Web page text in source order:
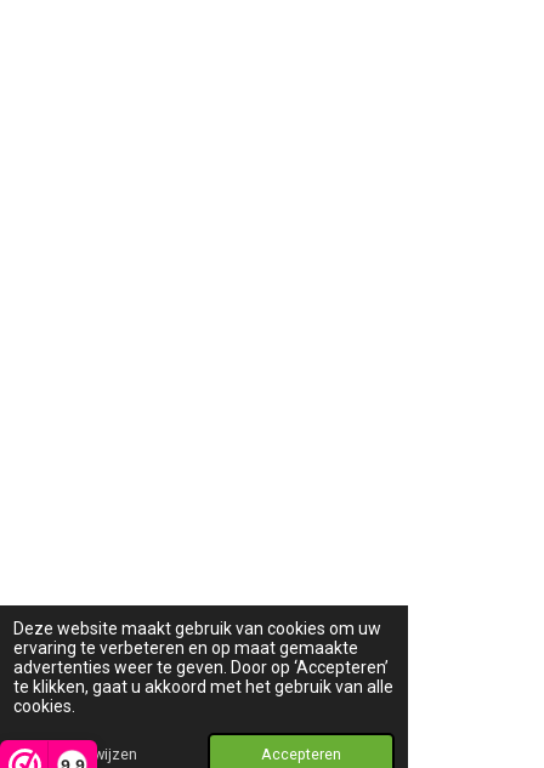
Deze website maakt gebruik van cookies om uw
ervaring te verbeteren en op maat gemaakte
advertenties weer te geven. Door op ‘Accepteren’
te klikken, gaat u akkoord met het gebruik van alle
cookies.
Afwijzen Accepteren
9,9